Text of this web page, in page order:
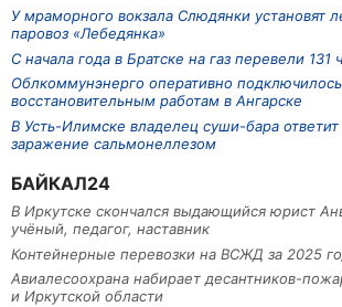
У мраморного вокзала Слюдянки установят
паровоз «Лебедянка»
С начала года в Братске на газ перевели
Облкоммунэнерго оперативно
восстановительным работам в Ангарске
В Усть-Илимске владелец суши-бара ответит
заражение сальмонеллезом
БАЙКАЛ24
В Иркутске скончался выдающийся юрист
учёный, педагог, наставник
Контейнерные перевозки на ВСЖД за 2025
Авиалесоохрана набирает десантников-
и Иркутской области